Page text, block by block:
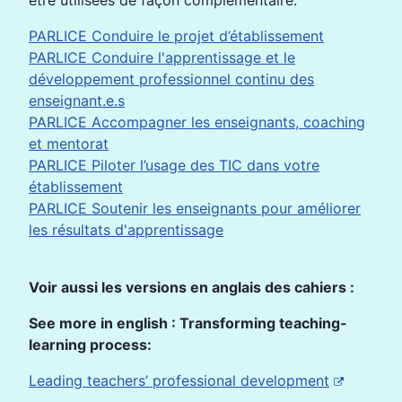
PARLICE Conduire le projet d’établissement
PARLICE Conduire l'apprentissage et le
développement professionnel continu des
enseignant.e.s
PARLICE Accompagner les enseignants, coaching
et mentorat
PARLICE Piloter l’usage des TIC dans votre
établissement
PARLICE Soutenir les enseignants pour améliorer
les résultats d'apprentissage
Voir aussi les versions en anglais des cahiers :
See more in english : Transforming teaching-
learning process:
Leading teachers’ professional development